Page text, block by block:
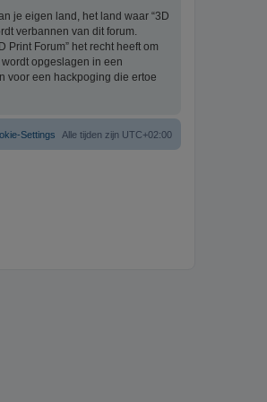
je eigen land, het land waar “3D
verbannen van dit forum.
Forum” het recht heeft om
opgeslagen in een
voor een hackpoging die ertoe
Alle tijden zijn UTC+02:00
Settings